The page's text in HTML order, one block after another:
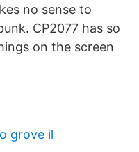
no sense to
CP2077 has so
on the screen
grove il